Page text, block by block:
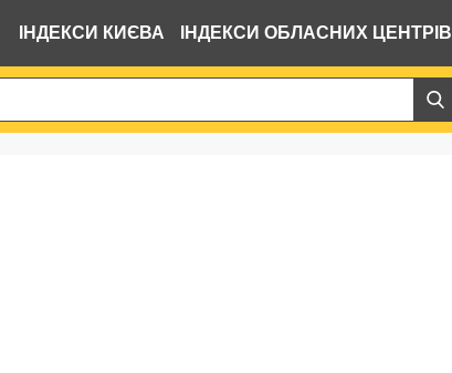
ІНДЕКСИ КИЄВА ІНДЕКСИ ОБЛАСНИХ ЦЕНТРІВ